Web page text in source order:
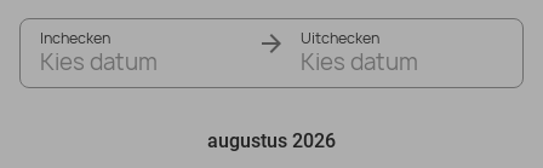
Inchecken
Kies datum
Uitchecken
Kies datum
augustus 2026